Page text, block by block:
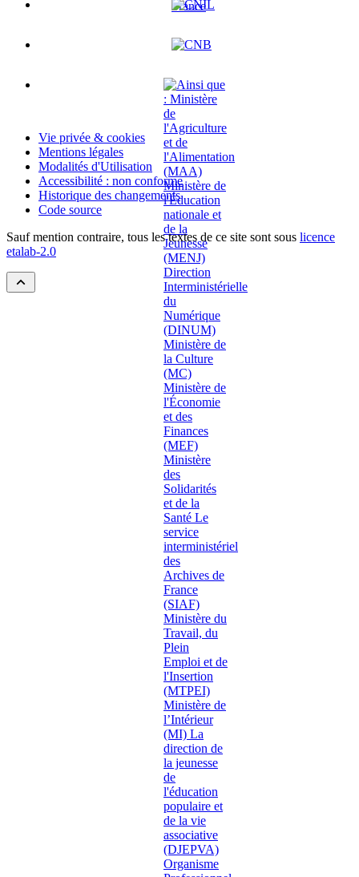
Vie privée & cookies
Mentions légales
Modalités d'Utilisation
Accessibilité : non conforme
Historique des changements
Code source
Sauf mention contraire, tous les textes de ce site sont sous licence
etalab-2.0